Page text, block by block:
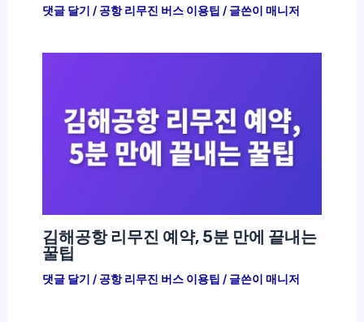
댓글 달기 / 공항 리무진 버스 이용팁 / 글쓴이 매니저
김해공항 리무진 예약, 5분 만에 끝내는
꿀팁
댓글 달기 / 공항 리무진 버스 이용팁 / 글쓴이 매니저